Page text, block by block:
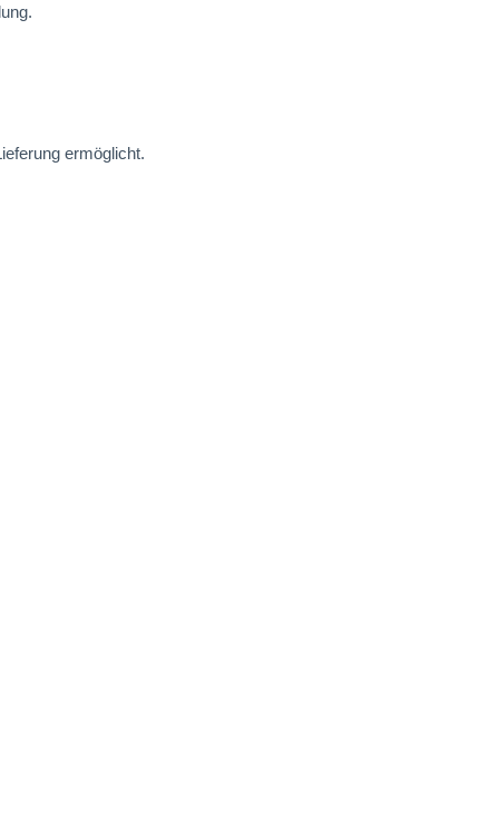
ermöglicht.